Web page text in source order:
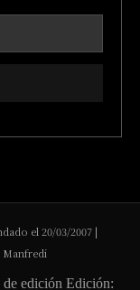
el 20/03/2007 |
Manfredi
edición Edición: